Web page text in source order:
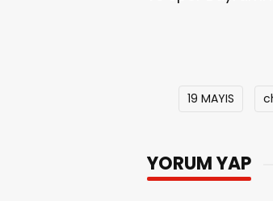
19 MAYIS
YORUM YAP